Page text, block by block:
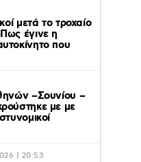
μετά το τροχαίο
έγινε η
που
–Σουνίου –
με με
| 20:53